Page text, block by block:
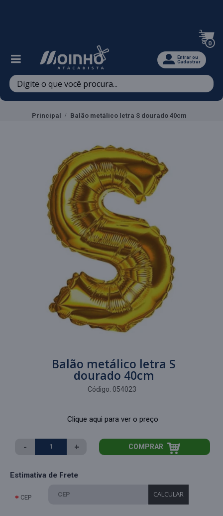
0
Entrar ou
Cadastrar
Principal Balão metálico letra S dourado 40cm
Balão metálico letra S
dourado 40cm
Código: 054023
Clique aqui para ver o preço
- + COMPRAR
Estimativa de Frete
CEP CALCULAR